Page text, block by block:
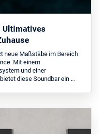
Ultimatives
neue Maßstäbe im Bereich
Mit einem
und einer
diese Soundbar ein …